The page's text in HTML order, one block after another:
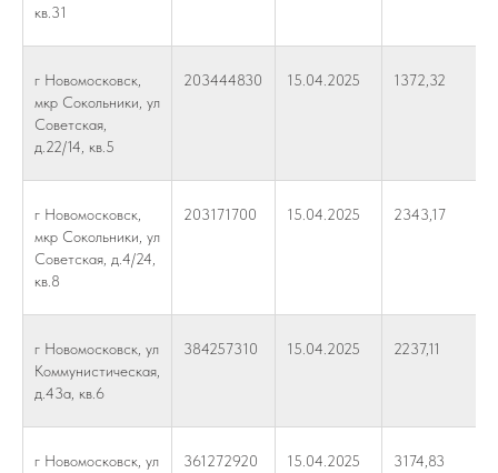
кв.31
г Новомосковск,
мкр Сокольники, ул
Советская,
д.22/14, кв.5
203444830 15.04.2025 1372,32
г Новомосковск,
мкр Сокольники, ул
Советская, д.4/24,
кв.8
203171700 15.04.2025 2343,17
г Новомосковск, ул
Коммунистическая,
д.43а, кв.6
384257310 15.04.2025 2237,11
г Новомосковск, ул
361272920 15.04.2025 3174,83